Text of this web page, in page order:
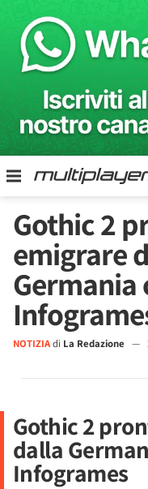
Gothic 2
emigrare
NOTIZIAdi La Redazione —
Gothic 2
dalla
Infogrames